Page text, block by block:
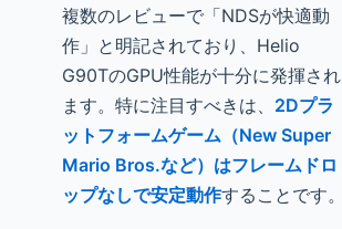
複数のレビューで「NDSが快適動
作」と明記されており、Helio
G90TのGPU性能が十分に発揮され
ます。特に注目すべきは、 2Dプラ
ットフォームゲーム（New Super
Mario Bros.など）はフレームドロ
ップなしで安定動作することです。